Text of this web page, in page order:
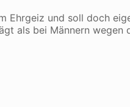
Ehrgeiz und soll doch
als bei Männern wegen